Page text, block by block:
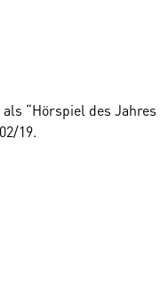
“Hörspiel des Jahres
19.